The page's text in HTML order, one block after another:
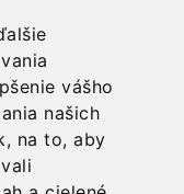
vášho
našich
na to, aby